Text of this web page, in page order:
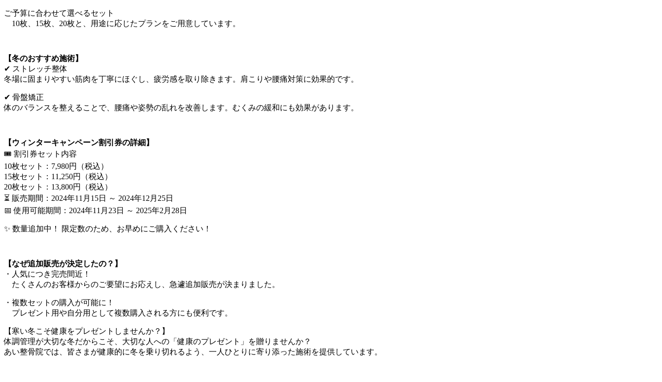
ご予算に合わせて選べるセット
10枚、15枚、20枚と、用途に応じたプランをご用意しています。
【冬のおすすめ施術】
✔ ストレッチ整体
冬場に固まりやすい筋肉を丁寧にほぐし、疲労感を取り除きます。肩こりや腰痛対策に効果的です。
✔ 骨盤矯正
体のバランスを整えることで、腰痛や姿勢の乱れを改善します。むくみの緩和にも効果があります。
【ウィンターキャンペーン割引券の詳細】
🎟️ 割引券セット内容
10枚セット：7,980円（税込）
15枚セット：11,250円（税込）
20枚セット：13,800円（税込）
⏳ 販売期間：2024年11月15日 ～ 2024年12月25日
📅 使用可能期間：2024年11月23日 ～ 2025年2月28日
✨ 数量追加中！ 限定数のため、お早めにご購入ください！
【なぜ追加販売が決定したの？】
・人気につき完売間近！
たくさんのお客様からのご要望にお応えし、急遽追加販売が決まりました。
・複数セットの購入が可能に！
プレゼント用や自分用として複数購入される方にも便利です。
【寒い冬こそ健康をプレゼントしませんか？】
体調管理が大切な冬だからこそ、大切な人への「健康のプレゼント」を贈りませんか？
あい整骨院では、皆さまが健康的に冬を乗り切れるよう、一人ひとりに寄り添った施術を提供しています。